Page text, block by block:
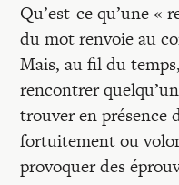
Recherches
Entretiens
Revues
Qu’est-ce qu’une «
du mot renvoie au
Mais, au fil du
rencontrer
trouver en présence
fortuitement ou
provoquer des